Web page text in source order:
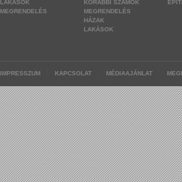
LAKÁSOK
MEGRENDELÉS
KORÁBBI SZÁMOK
MEGRENDELÉS
HÁZAK
LAKÁSOK
IMPRESSZUM KAPCSOLAT MÉDIAAJÁNLAT